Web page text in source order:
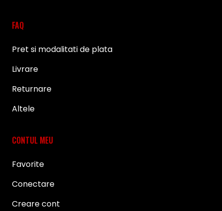
FAQ
Pret si modalitati de plata
Livrare
Returnare
Altele
CONTUL MEU
Favorite
Conectare
Creare cont